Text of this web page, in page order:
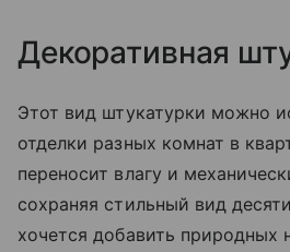
Декоративная
Этот вид штукатурки можно
отделки разных комнат в
переносит влагу и
сохраняя стильный вид
хочется добавить природных